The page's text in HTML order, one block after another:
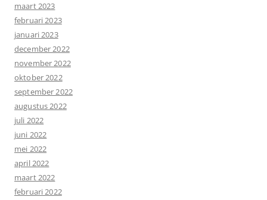
maart 2023
februari 2023
januari 2023
december 2022
november 2022
oktober 2022
september 2022
augustus 2022
juli 2022
juni 2022
mei 2022
april 2022
maart 2022
februari 2022